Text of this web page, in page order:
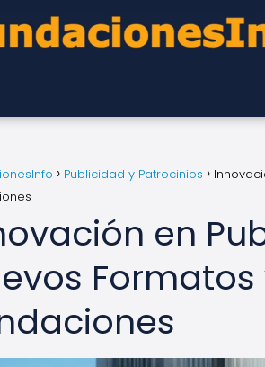
Publicidad y Patrocinios
en